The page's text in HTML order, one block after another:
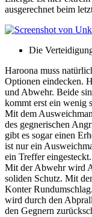
ausgerechnet beim
Die
Haroona muss
Optionen eindecken.
und Abwehr. Beide
kommt erst ein wenig
Mit dem
des gegnerischen
gibt es sogar einen
ist nur ein
ein Treffer eingesteckt.
Mit der Abwehr wird
soliden Schutz. Mit
Konter
wird durch den
den Gegnern